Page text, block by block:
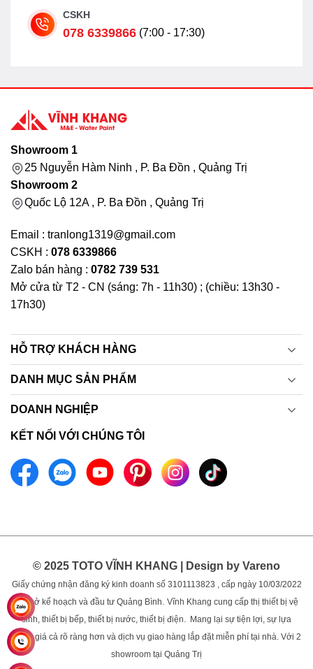
CSKH
078 6339866 (7:00 - 17:30)
Showroom 1
25 Nguyễn Hàm Ninh , P. Ba Đồn , Quảng Trị
Showroom 2
Quốc Lộ 12A , P. Ba Đồn , Quảng Trị
Email : tranlong1319@gmail.com
CSKH : 078 6339866
Zalo bán hàng : 0782 739 531
Mở cửa từ T2 - CN (sáng: 7h - 11h30) ; (chiều: 13h30 -
17h30)
HỖ TRỢ KHÁCH HÀNG
DANH MỤC SẢN PHẨM
DOANH NGHIỆP
KẾT NỐI VỚI CHÚNG TÔI
© 2025 TOTO VĨNH KHANG | Design by Vareno
Giấy chứng nhận đăng ký kinh doanh số 3101113823 , cấp ngày 10/03/2022
bởi sở kế hoạch và đầu tư Quảng Bình. Vĩnh Khang cung cấp thị thiết bị vệ
sinh, thiết bị bếp, thiết bị nước, thiết bị điện. Mang lại sự tiện lợi, sự lựa
chọn, giá cả rõ ràng hơn và dịch vụ giao hàng lắp đặt miễn phí tại nhà. Với 2
showroom tại Quảng Trị